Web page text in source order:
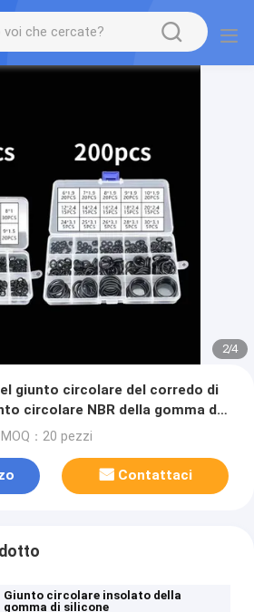
2/4
giunto circolare del corredo di
circolare NBR della gomma di
MOQ：20 pezzi
Contattaci
Giunto circolare insolato della
gomma di silicone